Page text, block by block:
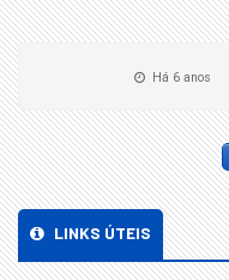
Há 6 anos
LINKS ÚTEIS